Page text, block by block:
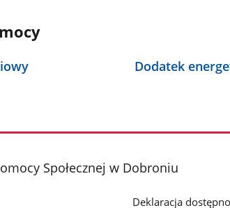
Dodatek
Społecznej w Dobroniu
Deklaracja